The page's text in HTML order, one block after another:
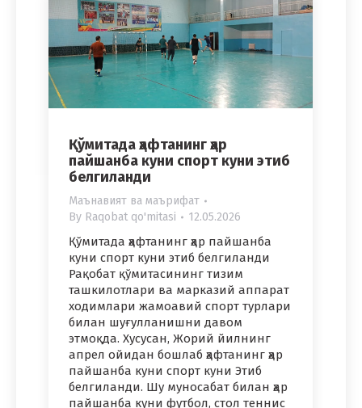
Қўмитада ҳафтанинг ҳар
пайшанба куни спорт куни этиб
белгиланди
Маънавият ва маърифат
By Raqobat qo'mitasi 12.05.2026
Қўмитада ҳафтанинг ҳар пайшанба
куни спорт куни этиб белгиланди
Рақобат қўмитасининг тизим
ташкилотлари ва марказий аппарат
ходимлари жамоавий спорт турлари
билан шуғулланишни давом
этмоқда. Хусусан, Жорий йилнинг
апрел ойидан бошлаб ҳафтанинг ҳар
пайшанба куни спорт куни Этиб
белгиланди. Шу муносабат билан ҳар
пайшанба куни футбол, стол теннис